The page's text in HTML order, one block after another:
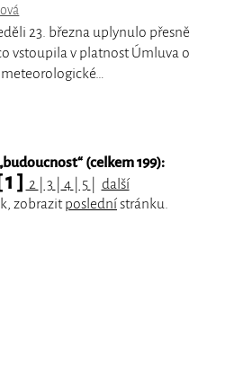
23. března uplynulo přesně
vstoupila v platnost Úmluva o
budoucnost“ (celkem 199):
1 ] 2 3 4 5
další
zobrazitposlednístránku.